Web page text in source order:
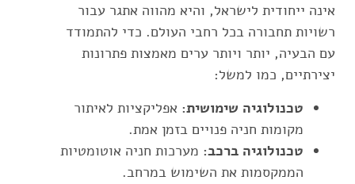
אינה ייחודית לישראל, והיא מהווה אתגר עבור
רשויות תחבורה בכל רחבי העולם. כדי להתמודד
עם הבעיה, יותר ויותר ערים מאמצות פתרונות
יצירתיים, כמו למשל:
טכנולוגיה שימושית: אפליקציות לאיתור
מקומות חניה פנויים בזמן אמת.
טכנולוגיה ברכב: מערכות חניה אוטומטיות
הממקסמות את השימוש במרחב.